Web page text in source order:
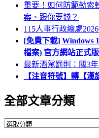
重要！如何防範勒索
案、跟你要錢？
115人事行政總處
[免費下載] Windows
檔案) 官方網站正式
最新酒駕罰則：關3
【注音符號】轉【
全部文章分類
全